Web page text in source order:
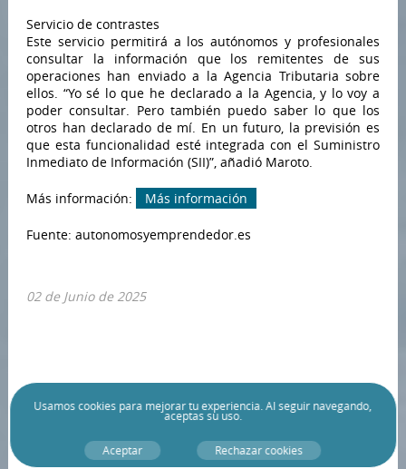
Servicio de contrastes
Este servicio permitirá a los autónomos y profesionales
consultar la información que los remitentes de sus
operaciones han enviado a la Agencia Tributaria sobre
ellos. “Yo sé lo que he declarado a la Agencia, y lo voy a
poder consultar. Pero también puedo saber lo que los
otros han declarado de mí. En un futuro, la previsión es
que esta funcionalidad esté integrada con el Suministro
Inmediato de Información (SII)”, añadió Maroto.
Más información: Más información
Fuente: autonomosyemprendedor.es
02 de Junio de 2025
Usamoscookies para mejorar tu experiencia. Al seguir navegando,
aceptas su uso.
Aceptar Rechazar cookies